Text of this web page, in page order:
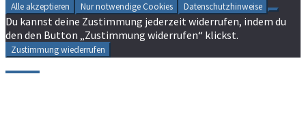
Alle akzeptieren Nur notwendige Cookies Datenschutzhinweise
Du kannst deine Zustimmung jederzeit widerrufen, indem du
den den Button „Zustimmung widerrufen“ klickst.
Zustimmung wiederrufen